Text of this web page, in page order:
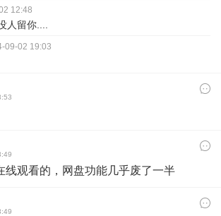
12:48
人留你....
09-02 19:03
线观看的，网盘功能几乎废了一半